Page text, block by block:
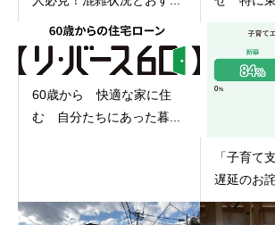
60歳から 快適な家に住
む 自分たちにあった暮...
「子育て
遅延のお